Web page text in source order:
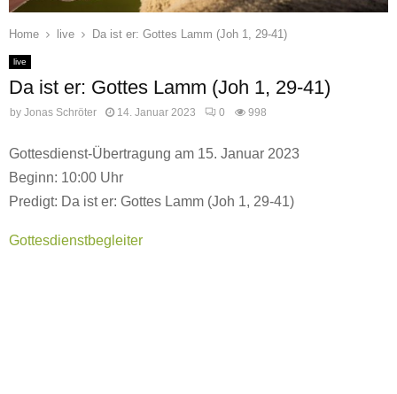
Home live Da ist er: Gottes Lamm (Joh 1, 29-41)
live
Da ist er: Gottes Lamm (Joh 1, 29-41)
by Jonas Schröter 14. Januar 2023 0 998
Gottesdienst-Übertragung am 15. Januar 2023
Beginn: 10:00 Uhr
Predigt: Da ist er: Gottes Lamm (Joh 1, 29-41)
Gottesdienstbegleiter